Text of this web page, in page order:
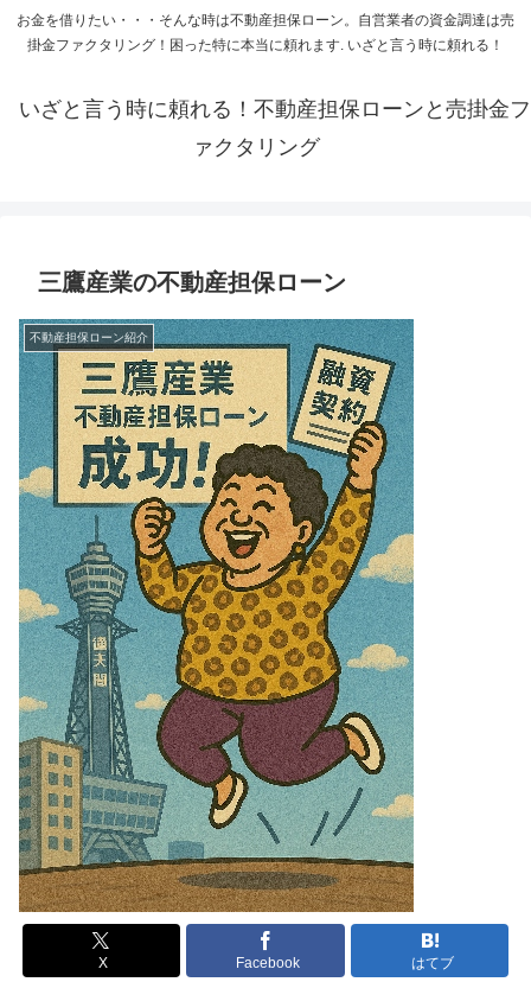
お金を借りたい・・・そんな時は不動産担保ローン。自営業者の資金調達は売
掛金ファクタリング！困った特に本当に頼れます. いざと言う時に頼れる！
いざと言う時に頼れる！不動産担保ローンと売掛金フ
ァクタリング
三鷹産業の不動産担保ローン
不動産担保ローン紹介
X Facebook はてブ